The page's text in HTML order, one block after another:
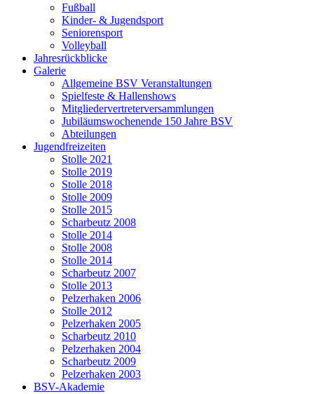
Fußball
Kinder- & Jugendsport
Seniorensport
Volleyball
Jahresrückblicke
Galerie
Allgemeine BSV Veranstaltungen
Spielfeste & Hallenshows
Mitgliedervertreterversammlungen
Jubiläumswochenende 150 Jahre BSV
Abteilungen
Jugendfreizeiten
Stolle 2021
Stolle 2019
Stolle 2018
Stolle 2009
Stolle 2015
Scharbeutz 2008
Stolle 2014
Stolle 2008
Stolle 2014
Scharbeutz 2007
Stolle 2013
Pelzerhaken 2006
Stolle 2012
Pelzerhaken 2005
Scharbeutz 2010
Pelzerhaken 2004
Scharbeutz 2009
Pelzerhaken 2003
BSV-Akademie